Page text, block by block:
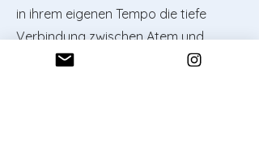
in ihrem eigenen Tempo die tiefe
Verbindung zwischen Atem und
Bewegung zu kreieren. Du gehst